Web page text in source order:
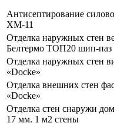
Антисептирование
ХМ-11
Отделка наружных стен
Белтермо ТОП20 шип-паз
Отделка наружных стен
«Docke»
Отделка внешних стен
«Docke»
Отделка стен снаружи
17 мм. 1 м2 стены